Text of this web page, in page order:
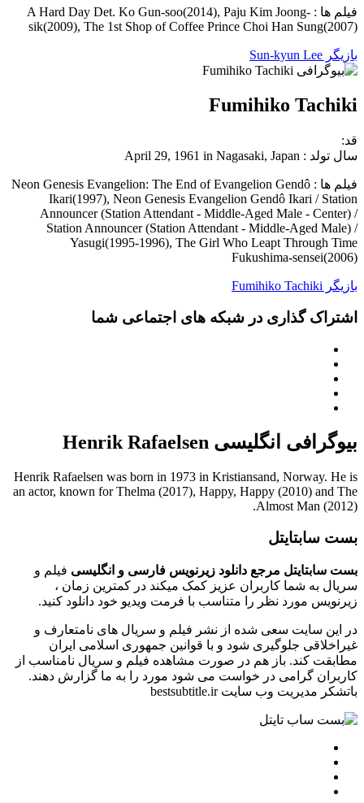
فیلم ها : A Hard Day Det. Ko Gun-soo(2014), Paju Kim Joong-
sik(2009), The 1st Shop of Coffee Prince Choi Han Sung(2007)
بازیگر Sun-kyun Lee
Fumihiko Tachiki
قد:
سال تولد : April 29, 1961 in Nagasaki, Japan
فیلم ها : Neon Genesis Evangelion: The End of Evangelion Gendô
Ikari(1997), Neon Genesis Evangelion Gendô Ikari / Station
Announcer (Station Attendant - Middle-Aged Male - Center) /
Station Announcer (Station Attendant - Middle-Aged Male) /
Yasugi(1995-1996), The Girl Who Leapt Through Time
Fukushima-sensei(2006)
بازیگر Fumihiko Tachiki
اشتراک گذاری در شبکه های اجتماعی شما
بیوگرافی انگلیسی Henrik Rafaelsen
Henrik Rafaelsen was born in 1973 in Kristiansand, Norway. He is
an actor, known for Thelma (2017), Happy, Happy (2010) and The
Almost Man (2012).
بست سابتایتل
بست سابتایتل مرجع دانلود زیرنویس فارسی و انگلیسی فیلم و
سریال به شما کاربران عزیز کمک میکند در کمترین زمان ،
زیرنویس مورد نظر را متناسب با فرمت ویدیو خود دانلود کنید.
در این سایت سعی شده از نشر فیلم و سریال های نامتعارف و
غیراخلاقی جلوگیری شود و با قوانین جمهوری اسلامی ایران
مطابقت کند. باز هم در صورت مشاهده فیلم و سریال نامناسب از
کاربران گرامی در خواست می شود مورد را به ما گزارش دهند.
باتشکر مدیریت وب سایت bestsubtitle.ir